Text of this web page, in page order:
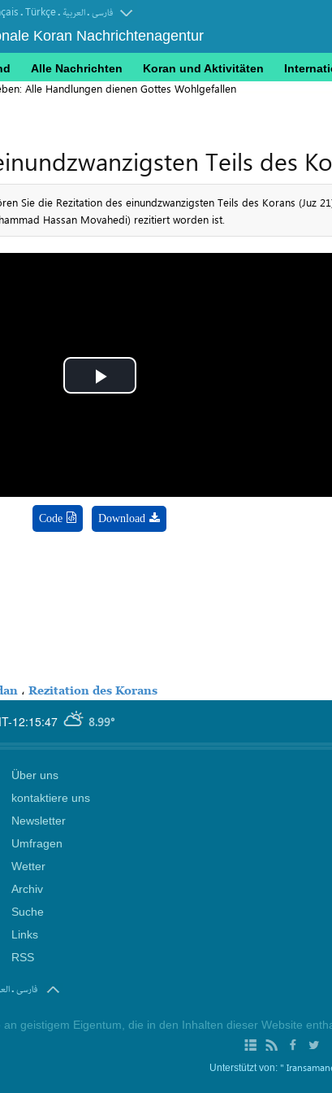
.Türkçe. العربیة.فارسی
Koran Nachrichtenagentur
Alle Nachrichten Koran und Aktivitäten
Alle Handlungen dienen Gottes Wohlgefallen
Teils des
Sie die Rezitation des einundzwanzigsten Teils des Korans (Juz
Hassan Movahedi) rezitiert worden ist.
Play
Code Download
، Rezitation des Korans
12:15:47 8.99°
Über uns
kontaktiere uns
Newsletter
Umfragen
Wetter
Archiv
Suche
Links
RSS
.فارسی
an geistigem Eigentum, die in den Inhalten dieser Website
Unterstützt von: "